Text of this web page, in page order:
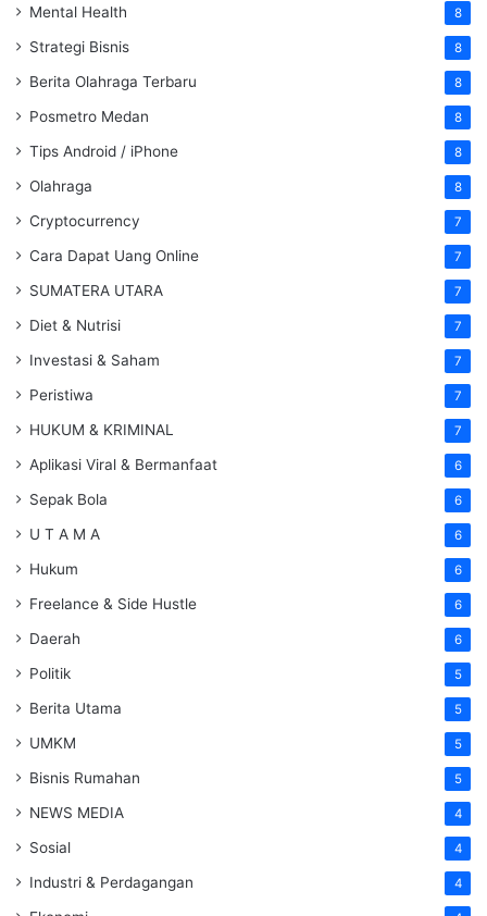
Mental Health 8
Strategi Bisnis 8
Berita Olahraga Terbaru 8
Posmetro Medan 8
Tips Android / iPhone 8
Olahraga 8
Cryptocurrency 7
Cara Dapat Uang Online 7
SUMATERA UTARA 7
Diet & Nutrisi 7
Investasi & Saham 7
Peristiwa 7
HUKUM & KRIMINAL 7
Aplikasi Viral & Bermanfaat 6
Sepak Bola 6
U T A M A 6
Hukum 6
Freelance & Side Hustle 6
Daerah 6
Politik 5
Berita Utama 5
UMKM 5
Bisnis Rumahan 5
NEWS MEDIA 4
Sosial 4
Industri & Perdagangan 4